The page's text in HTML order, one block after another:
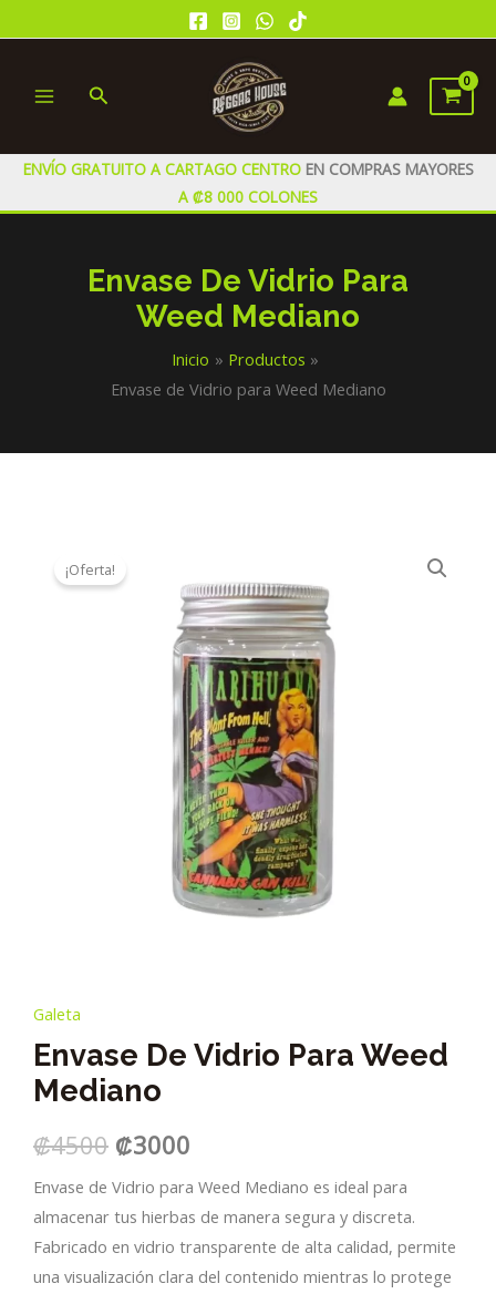
al
MENU
Buscar
ENVÍO GRATUITO A CARTAGO CENTRO EN COMPRAS MAYORES
A ₡8 000 COLONES
Envase De Vidrio Para
Weed Mediano
Inicio
Productos
Envase de Vidrio para Weed Mediano
¡Oferta!
Galeta
Envase De Vidrio Para Weed
Mediano
₡4500 El
precio
original
era:
₡3000
precio
actual
es:
Envase de Vidrio para Weed Mediano es ideal para
almacenar tus hierbas de manera segura y discreta.
Fabricado en vidrio transparente de alta calidad, permite
una visualización clara del contenido mientras lo protege